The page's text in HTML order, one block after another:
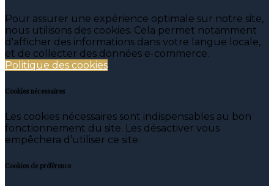
Pour assurer une expérience optimale sur notre site,
nous utilisons des cookies. Cela permet notamment
d'afficher des informations dans votre langue locale,
et de collecter des données e-commerce.
Politique des cookies
Cookies nécessaires
Les cookies nécessaires sont indispensables au bon
fonctionnement du site. Les désactiver vous
empêchera d’utiliser ce site.
Cookies de préférence